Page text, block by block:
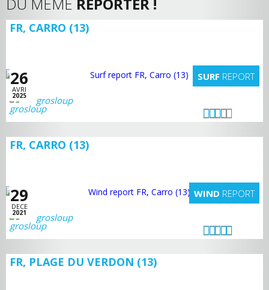
FR, CARRO (13)
26
AVRI
2025
SURF REPORT
grosloup
FR, CARRO (13)
29
DECE
2021
WIND REPORT
grosloup
FR, PLAGE DU VERDON (13)